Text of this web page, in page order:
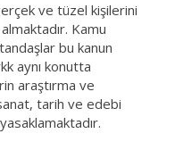
ve tüzel kişilerini
Kamu
bu kanun
aynı konutta
araştırma ve
tarih ve edebi